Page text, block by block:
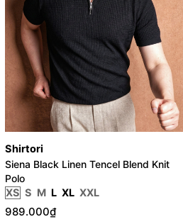
Shirtori
Siena Black Linen Tencel Blend Knit
Polo
XS S M L XL XXL
989.000₫